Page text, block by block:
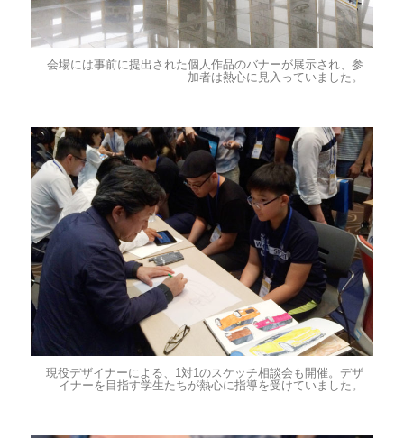
会場には事前に提出された個人作品のバナーが展示され、参
加者は熱心に見入っていました。
現役デザイナーによる、1対1のスケッチ相談会も開催。デザ
イナーを目指す学生たちが熱心に指導を受けていました。